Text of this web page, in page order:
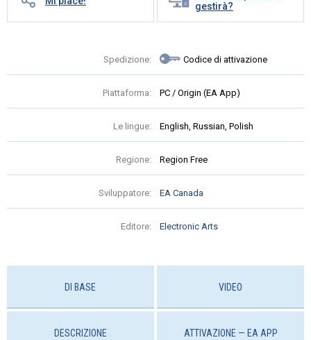
gestirà?
Spedizione: Codice di attivazione
Piattaforma: PC / Origin (EA App)
Le lingue: English, Russian, Polish
Regione: Region Free
Sviluppatore: EA Canada
Editore: Electronic Arts
DI BASE VIDEO
DESCRIZIONE ATTIVAZIONE — EA APP